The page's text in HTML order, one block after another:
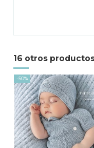
16 otros
-50%